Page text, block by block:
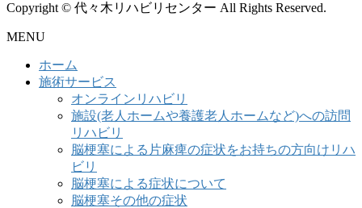
Copyright © 代々木リハビリセンター All Rights Reserved.
MENU
ホーム
施術サービス
オンラインリハビリ
施設(老人ホームや養護老人ホームなど)への訪問
リハビリ
脳梗塞による片麻痺の症状をお持ちの方向けリハ
ビリ
脳梗塞による症状について
脳梗塞その他の症状